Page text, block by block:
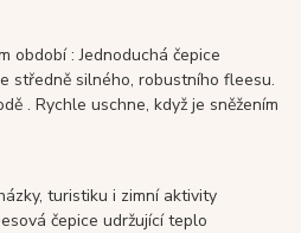
období : Jednoduchá čepice
středně silného, robustního fleesu.
. Rychle uschne, když je sněžením
turistiku i zimní aktivity
čepice udržující teplo